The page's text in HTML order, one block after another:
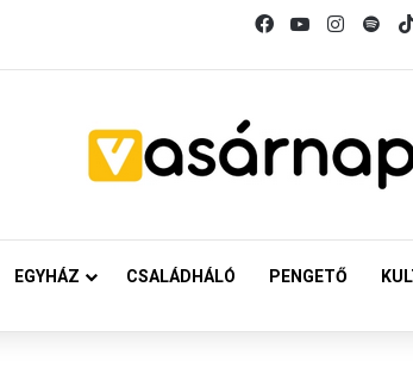
FacebookYouTube
EGYHÁZ CSALÁDHÁLÓ PENGETŐ